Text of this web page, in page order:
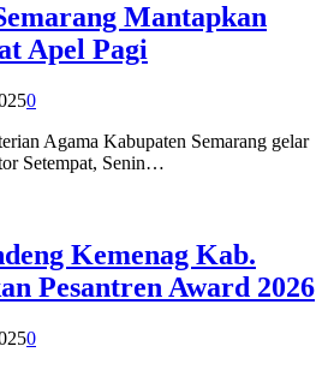
Mantapkan
Apel Pagi
0
Agama Kabupaten Semarang gelar
Setempat, Senin…
Kemenag Kab.
Pesantren Award 2026
0